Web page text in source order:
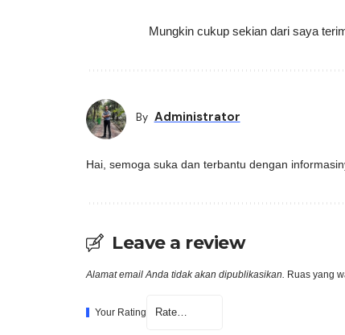
Mungkin cukup sekian dari saya
By Administrator
Hai, semoga suka dan terbantu dengan
Leave a review
Alamat email Anda tidak akan dipublikasikan. Ruas yang
Your Rating